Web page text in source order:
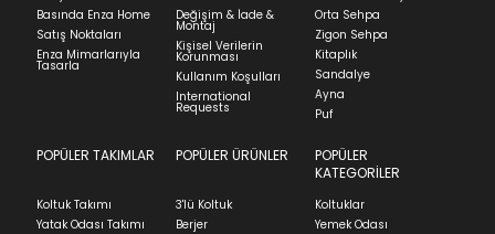
Stock moves super-fast. This look-up is an
indication of where stock might be available but
we can't guarantee it'll be there for long.
İadenizin kabul edilmesi için, ürünün hasar
görmemiş, kurulumunun yapılmamış ve
kullanılmamış olması gerekmektedir.
İade ve Değişim bölümünü ziyaret ediniz.
Teslimat
Ev tekstili siparişlerinizin kargoya verilme süresi
ortalama 5-24 iş günüdür.
Basında Enza Home
Satış Noktaları
Enza Mimarlarıyla
Tasarla
Değişim & İade &
Montaj
Kişisel Verilerin
Korunması
Kullanım Koşulları
International
Requests
Orta Sehpa
Zigon Sehpa
Kitaplık
Sandalye
Ayna
Puf
POPÜLER TAKIMLAR
Koltuk Takımı
Yatak Odası Takımı
POPÜLER ÜRÜNLER
3'lü Koltuk
Berjer
POPÜLER
KATEGORİLER
Koltuklar
Yemek Odası